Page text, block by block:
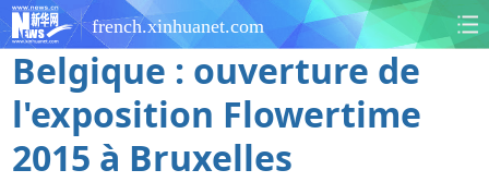
french.xinhuanet.com
Belgique : ouverture de
l'exposition Flowertime
2015 à Bruxelles